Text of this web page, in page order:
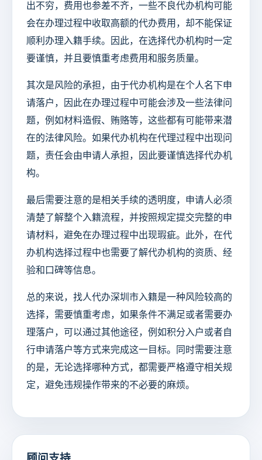
出不穷，费用也参差不齐，一些不良代办机构可能
会在办理过程中收取高额的代办费用，却不能保证
顺利办理入籍手续。因此，在选择代办机构时一定
要谨慎，并且要慎重考虑费用和服务质量。
其次是风险的承担，由于代办机构是在个人名下申
请落户，因此在办理过程中可能会涉及一些法律问
题，例如材料造假、贿赂等，这些都有可能带来潜
在的法律风险。如果代办机构在代理过程中出现问
题，责任会由申请人承担，因此要谨慎选择代办机
构。
最后需要注意的是相关手续的透明度，申请人必须
清楚了解整个入籍流程，并按照规定提交完整的申
请材料，避免在办理过程中出现瑕疵。此外，在代
办机构选择过程中也需要了解代办机构的资质、经
验和口碑等信息。
总的来说，找人代办深圳市入籍是一种风险较高的
选择，需要慎重考虑，如果条件不满足或者需要办
理落户，可以通过其他途径，例如积分入户或者自
行申请落户等方式来完成这一目标。同时需要注意
的是，无论选择哪种方式，都需要严格遵守相关规
定，避免违规操作带来的不必要的麻烦。